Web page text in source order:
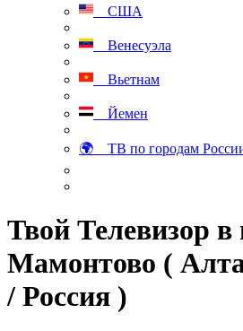
США
Венесуэла
Вьетнам
Йемен
🌍 ТВ по городам
Твой Телевизор в
Мамонтово (
/ Россия )